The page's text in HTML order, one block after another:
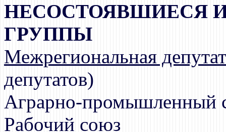
НЕСОСТОЯВШИЕСЯ
ГРУППЫ
Межрегиональная
депутатов)
Аграрно-промышленный
Рабочий союз